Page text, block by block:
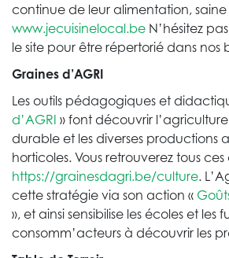
continue de leur alimentation,
www.jecuisinelocal.be N’hésitez
le site pour être répertorié dans nos
Graines d’AGRI
Les outils pédagogiques et
d’AGRI » font découvrir
durable et les diverses productions
horticoles. Vous retrouverez tous ces
https://grainesdagri.be/culture.
cette stratégie via son action «
», et ainsi sensibilise les écoles et les
consomm’acteurs à découvrir les